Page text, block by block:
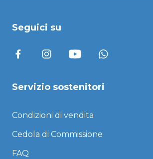
Seguici su
Servizio sostenitori
Condizioni di vendita
Cedola di Commissione
FAQ